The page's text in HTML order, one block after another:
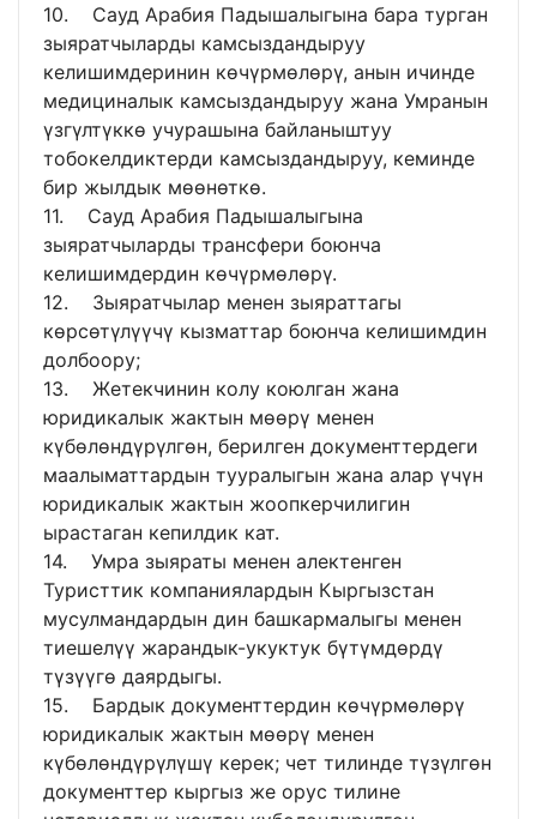
10. Сауд Арабия Падышалыгына бара турган
зыяратчыларды камсыздандыруу
келишимдеринин көчүрмөлөрү, анын ичинде
медициналык камсыздандыруу жана Умранын
үзгүлтүккө учурашына байланыштуу
тобокелдиктерди камсыздандыруу, кеминде
бир жылдык мөөнөткө.
11. Сауд Арабия Падышалыгына
зыяратчыларды трансфери боюнча
келишимдердин көчүрмөлөрү.
12. Зыяратчылар менен зыяраттагы
көрсөтүлүүчү кызматтар боюнча келишимдин
долбоору;
13. Жетекчинин колу коюлган жана
юридикалык жактын мөөрү менен
күбөлөндүрүлгөн, берилген документтердеги
маалыматтардын тууралыгын жана алар үчүн
юридикалык жактын жоопкерчилигин
ырастаган кепилдик кат.
14. Умра зыяраты менен алектенген
Туристтик компаниялардын Кыргызстан
мусулмандардын дин башкармалыгы менен
тиешелүү жарандык-укуктук бүтүмдөрдү
түзүүгө даярдыгы.
15. Бардык документтердин көчүрмөлөрү
юридикалык жактын мөөрү менен
күбөлөндүрүлүшү керек; чет тилинде түзүлгөн
документтер кыргыз же орус тилине